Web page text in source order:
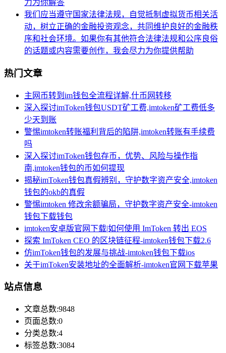
力为你解答
我们应当遵守国家法律法规，自觉抵制虚拟货币相关活
动，树立正确的金融投资观念，共同维护良好的金融秩
序和社会环境。如果你有其他符合法律法规和公序良俗
的话题或内容需要创作，我会尽力为你提供帮助
热门文章
主网币转到im钱包全流程详解,什币网转移
深入探讨imToken钱包USDT矿工费,imtoken矿工费低多
少天到账
警惕imtoken转账福利背后的陷阱,imtoken转账有手续费
吗
深入探讨imToken钱包存币，优势、风险与操作指
南,imtoken钱包的币如何提现
揭秘imToken钱包真假辨别，守护数字资产安全,imtoken
钱包的okb的真假
警惕imtoken 修改余额骗局，守护数字资产安全-imtoken
钱包下载钱包
imtoken安卓版官网下载|如何使用 ImToken 转出 EOS
探索 ImToken CEO 的区块链征程-imtoken钱包下载2.6
仿imToken钱包的发展与挑战-imtoken钱包下载ios
关于imToken安装地址的全面解析-imtoken官网下载苹果
站点信息
文章总数:9848
页面总数:0
分类总数:4
标签总数:3084